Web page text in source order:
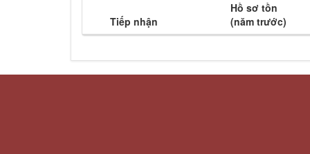
Tiếp nhận
Hồ sơ tồn
(năm trước)